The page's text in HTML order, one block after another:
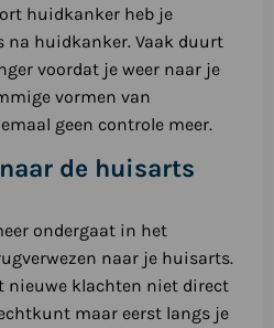
huidkanker heb je
na huidkanker. Vaak duurt
voordat je weer naar je
vormen van
geen controle meer.
de huisarts
ondergaat in het
naar je huisarts.
nieuwe klachten niet direct
maar eerst langs je